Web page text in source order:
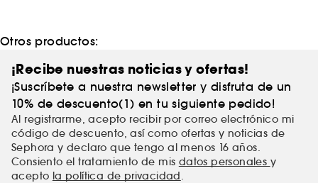
Otros productos:
¡Recibe nuestras noticias y ofertas!
¡Suscríbete a nuestra newsletter y disfruta de un
10% de descuento(1) en tu siguiente pedido!
Al registrarme, acepto recibir por correo electrónico mi
código de descuento, así como ofertas y noticias de
Sephora y declaro que tengo al menos 16 años.
Consiento el tratamiento de mis datos personales y
acepto la política de privacidad.